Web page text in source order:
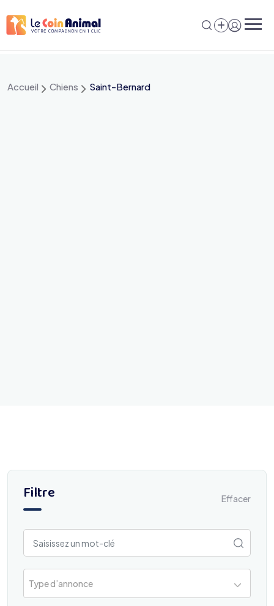
au
Accueil Chiens Saint-Bernard
Filtre Effacer
Type d’annonce